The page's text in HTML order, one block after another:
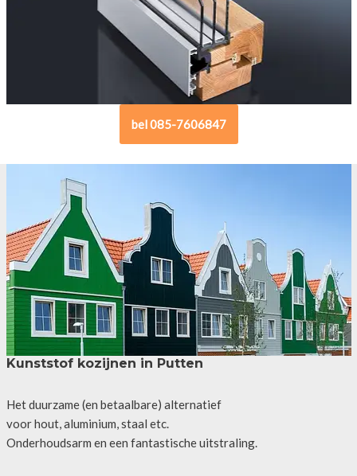
bel 085-7606847
Kunststof kozijnen in Putten
Het duurzame (en betaalbare) alternatief
voor hout, aluminium, staal etc.
Onderhoudsarm en een fantastische uitstraling.